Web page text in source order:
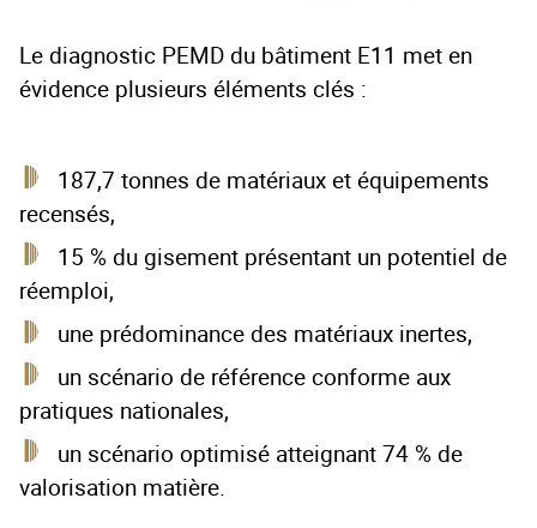
Le diagnostic PEMD du bâtiment E11 met en
évidence plusieurs éléments clés :
187,7 tonnes de matériaux et équipements
recensés,
15 % du gisement présentant un potentiel de
réemploi,
une prédominance des matériaux inertes,
un scénario de référence conforme aux
pratiques nationales,
un scénario optimisé atteignant 74 % de
valorisation matière.